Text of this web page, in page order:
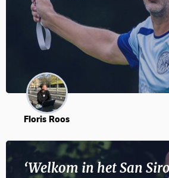
Floris Roos
‘Welkom in het San